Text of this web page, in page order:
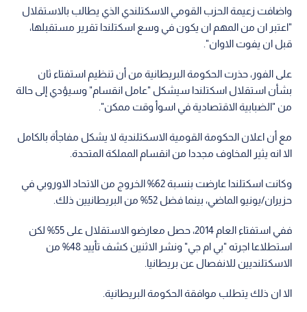
واضافت زعيمة الحزب القومي الاسكتلندي الذي يطالب بالاستقلال
"اعتبر ان من المهم ان يكون في وسع اسكتلندا تقرير مستقبلها،
قبل ان يفوت الاوان".
على الفور، حذرت الحكومة البريطانية من أن تنظيم استفتاء ثان
بشأن استقلال اسكتلندا سيشكل "عامل انقسام" وسيؤدي إلى حالة
من "الضبابية الاقتصادية في اسوأ وقت ممكن".
مع أن اعلان الحكومة القومية الاسكتلندية لا يشكل مفاجأة بالكامل
الا انه يثير المخاوف مجددا من انقسام المملكة المتحدة.
وكانت اسكتلندا عارضت بنسبة 62% الخروج من الاتحاد الاوروبي في
حزيران/يونيو الماضي، بينما فضل 52% من البريطانيين ذلك.
ففي استفتاء العام 2014، حصل معارضو الاستقلال على 55% لكن
استطلاعا اجرته "بي ام جي" ونشر الاثنين كشف تأييد 48% من
الاسكتلنديين للانفصال عن بريطانيا.
الا ان ذلك يتطلب موافقة الحكومة البريطانية.